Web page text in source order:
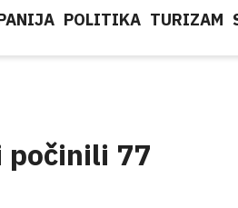
POLITIKA TURIZAM
počinili 77